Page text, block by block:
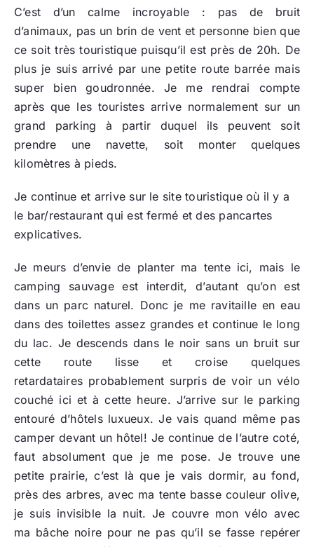
C’est d’un calme incroyable : pas de bruit
d’animaux, pas un brin de vent et personne bien que
ce soit très touristique puisqu’il est près de 20h. De
plus je suis arrivé par une petite route barrée mais
super bien goudronnée. Je me rendrai compte
après que les touristes arrive normalement sur un
grand parking à partir duquel ils peuvent soit
prendre une navette, soit monter quelques
kilomètres à pieds.
Je continue et arrive sur le site touristique où il y a
le bar/restaurant qui est fermé et des pancartes
explicatives.
Je meurs d’envie de planter ma tente ici, mais le
camping sauvage est interdit, d’autant qu’on est
dans un parc naturel. Donc je me ravitaille en eau
dans des toilettes assez grandes et continue le long
du lac. Je descends dans le noir sans un bruit sur
cette route lisse et croise quelques
retardataires probablement surpris de voir un vélo
couché ici et à cette heure. J’arrive sur le parking
entouré d’hôtels luxueux. Je vais quand même pas
camper devant un hôtel! Je continue de l’autre coté,
faut absolument que je me pose. Je trouve une
petite prairie, c’est là que je vais dormir, au fond,
près des arbres, avec ma tente basse couleur olive,
je suis invisible la nuit. Je couvre mon vélo avec
ma bâche noire pour ne pas qu’il se fasse repérer